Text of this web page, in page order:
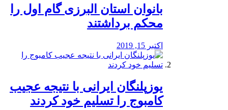
بانوان استان البرزی گام اول را
محكم برداشتند
اکتبر 15, 2019
یوزپلنگان ایرانی با نتیجه عجیب
کامبوج را تسلیم خود کردند